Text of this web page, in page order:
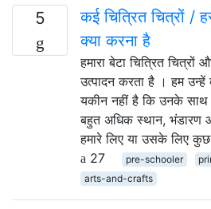
5
कई चित्रित चित्रों
क्या करना है
हमारा बेटा चित्रित चित्रों
उत्पादन करता है । हम
यकीन नहीं है कि उनके साथ
बहुत अधिक स्थान,
हमारे लिए या उसके लिए
27
pre-schooler
arts-and-crafts